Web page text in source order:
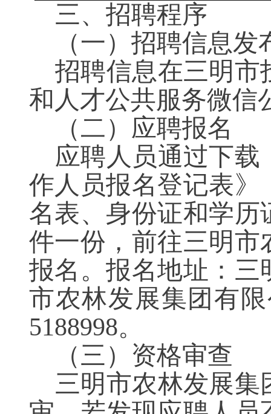
三、招聘程序
（一） 招聘信息发
招聘信息在三明市
和人才公共服务微信
（二） 应聘报名
应聘人员通过下
作人员报名登记表》
名表、身份证和学
件一份，前往三明市
报名。报名地址：
市农林发展集团有
5188998。
（三 ） 资格审查
三明市农林发展